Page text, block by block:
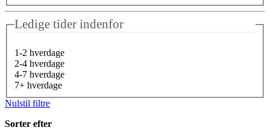
Ledige tider indenfor
1-2 hverdage
2-4 hverdage
4-7 hverdage
7+ hverdage
Nulstil filtre
Sorter efter